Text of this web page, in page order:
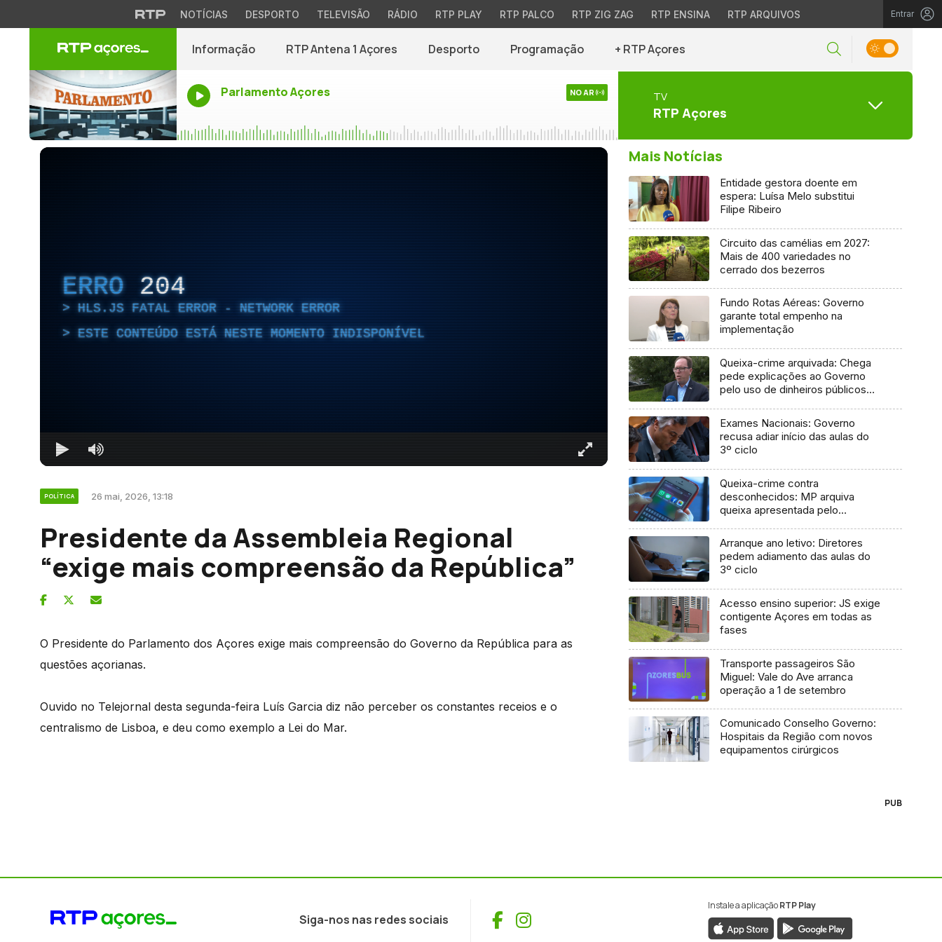
NOTÍCIAS DESPORTO TELEVISÃO RÁDIO RTP PLAY RTP PALCO RTP ZIG ZAG RTP ENSINA RTP ARQUIVOS Entrar
Informação RTP Antena 1 Açores Desporto Programação + RTP Açores
Parlamento Açores NO AR TV
RTP Açores
ERRO 204
HLS.JS FATAL ERROR - NETWORK ERROR
ESTE CONTEÚDO ESTÁ NESTE MOMENTO INDISPONÍVEL
POLÍTICA 26 mai, 2026, 13:18
Presidente da Assembleia Regional
“exige mais compreensão da República”
O Presidente do Parlamento dos Açores exige mais compreensão do Governo da República para as
questões açorianas.
Ouvido no Telejornal desta segunda-feira Luís Garcia diz não perceber os constantes receios e o
centralismo de Lisboa, e deu como exemplo a Lei do Mar.
Mais Notícias
Entidade gestora doente em
espera: Luísa Melo substitui
Filipe Ribeiro
Circuito das camélias em 2027:
Mais de 400 variedades no
cerrado dos bezerros
Fundo Rotas Aéreas: Governo
garante total empenho na
implementação
Queixa-crime arquivada: Chega
pede explicações ao Governo
pelo uso de dinheiros públicos
Exames Nacionais: Governo
recusa adiar início das aulas do
3º ciclo
Queixa-crime contra
desconhecidos: MP arquiva
queixa apresentada pelo
Arranque ano letivo: Diretores
pedem adiamento das aulas do
3º ciclo
Acesso ensino superior: JS exige
contigente Açores em todas as
fases
Transporte passageiros São
Miguel: Vale do Ave arranca
operação a 1 de setembro
Comunicado Conselho Governo:
Hospitais da Região com novos
equipamentos cirúrgicos
PUB
Siga-nos nas redes sociais Facebook
Instagram
Instale a aplicaçãoRTP Play